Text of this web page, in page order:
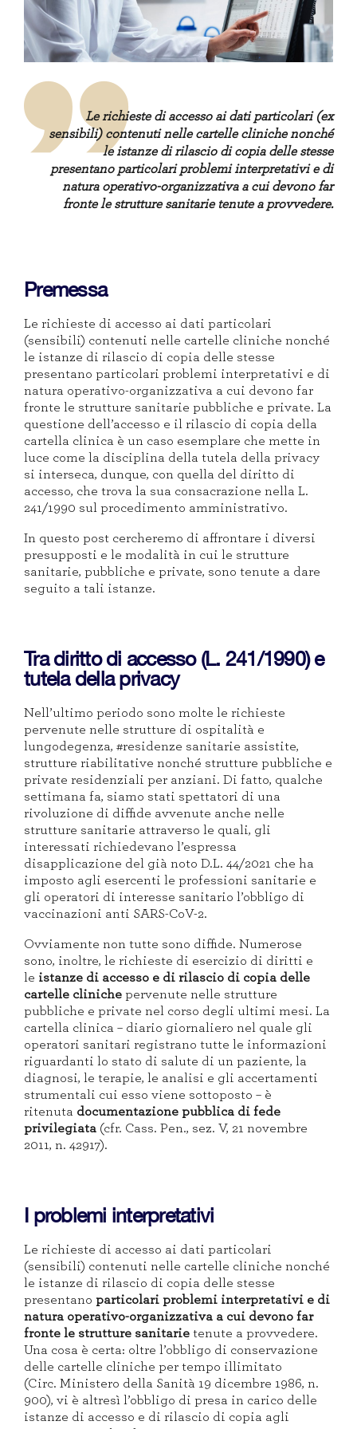
Le richieste di accesso ai dati particolari (ex
sensibili) contenuti nelle cartelle cliniche nonché
le istanze di rilascio di copia delle stesse
presentano particolari problemi interpretativi e di
natura operativo-organizzativa a cui devono far
fronte le strutture sanitarietenute a provvedere.
Premessa
Le richieste di accesso ai dati particolari
(sensibili) contenuti nelle cartelle cliniche nonché
le istanze di rilascio di copia delle stesse
presentano particolari problemi interpretativi e di
natura operativo-organizzativa a cui devono far
fronte le strutture sanitarie pubbliche e private. La
questione dell’accesso e il rilascio di copia della
cartella clinica è un caso esemplare che mette in
luce come la disciplina della tutela della privacy
si interseca, dunque, con quella del diritto di
accesso, che trova la sua consacrazione nella L.
241/1990 sul procedimento amministrativo.
In questo post cercheremo di affrontare i diversi
presupposti e le modalità in cui le strutture
sanitarie, pubbliche e private, sono tenute a dare
seguito a tali istanze.
Tra diritto di accesso (L. 241/1990) e
tutela della privacy
Nell’ultimo periodo sono molte le richieste
pervenute nelle strutture di ospitalità e
lungodegenza, #residenze sanitarie assistite,
strutture riabilitative nonché strutture pubbliche e
private residenziali per anziani. Di fatto, qualche
settimana fa, siamo stati spettatori di una
rivoluzione di diffide avvenute anche nelle
strutture sanitarie attraverso le quali, gli
interessati richiedevano l’espressa
disapplicazione del già noto D.L. 44/2021 che ha
imposto agli esercenti le professioni sanitarie e
gli operatori di interesse sanitario l’obbligo di
vaccinazioni anti SARS-CoV-2.
Ovviamente non tutte sono diffide. Numerose
sono, inoltre, le richieste di esercizio di diritti e
le istanze di accesso e di rilascio di copia delle
cartelle cliniche pervenute nelle strutture
pubbliche e private nel corso degli ultimi mesi. La
cartella clinica – diario giornaliero nel quale gli
operatori sanitari registrano tutte le informazioni
riguardanti lo stato di salute di un paziente, la
diagnosi, le terapie, le analisi e gli accertamenti
strumentali cui esso viene sottoposto – è
ritenuta documentazione pubblica di fede
privilegiata (cfr. Cass. Pen., sez. V, 21 novembre
2011, n. 42917).
I problemi interpretativi
Le richieste di accesso ai dati particolari
(sensibili) contenuti nelle cartelle cliniche nonché
le istanze di rilascio di copia delle stesse
presentano particolari problemi interpretativi e di
natura operativo-organizzativa a cui devono far
fronte le strutture sanitarie tenute a provvedere.
Una cosa è certa: oltre l’obbligo di conservazione
delle cartelle cliniche per tempo illimitato
(Circ. Ministero della Sanità 19 dicembre 1986, n.
900), vi è altresì l’obbligo di presa in carico delle
istanze di accesso e di rilascio di copia agli